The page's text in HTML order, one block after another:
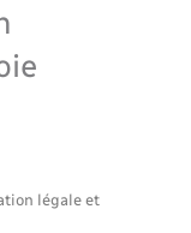
légale et